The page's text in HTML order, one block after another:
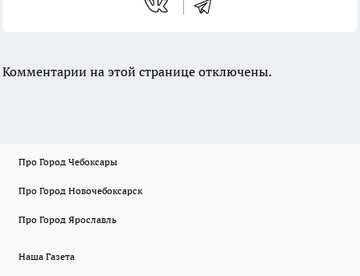
Комментарии на этой странице отключены.
Про Город Чебоксары
Про Город Новочебоксарск
Про Город Ярославль
Наша Газета